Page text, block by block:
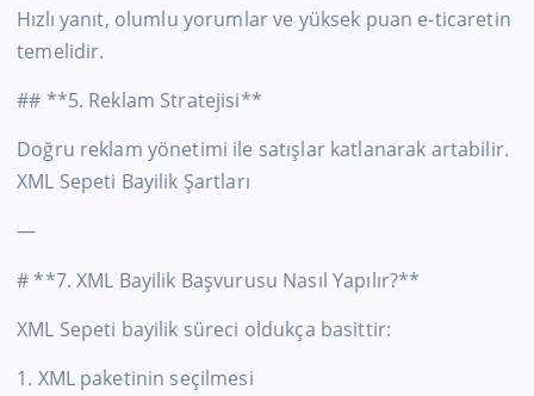
Hızlı yanıt, olumlu yorumlar ve yüksek puan e-ticaretin
temelidir.
## **5. Reklam Stratejisi**
Doğru reklam yönetimi ile satışlar katlanarak artabilir.
XML Sepeti Bayilik Şartları
—
# **7. XML Bayilik Başvurusu Nasıl Yapılır?**
XML Sepeti bayilik süreci oldukça basittir:
1. XML paketinin seçilmesi